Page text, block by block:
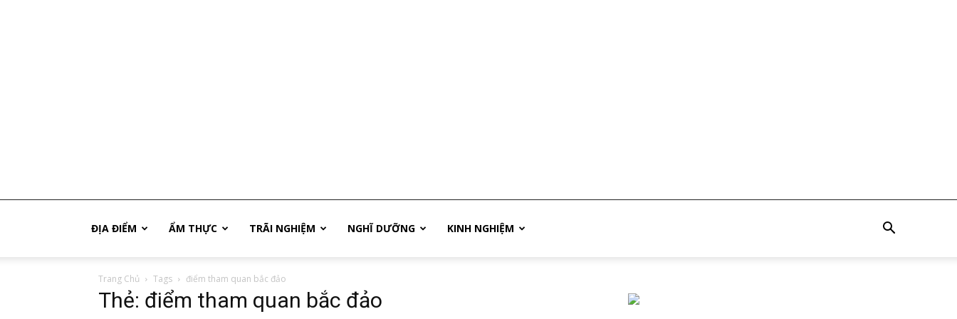
ĐỊA ĐIỂM ẨM THỰC TRÃI NGHIỆM NGHĨ DƯỠNG KINH NGHIỆM
Trang Chủ Tags điểm tham quan bắc đảo
Thẻ: điểm tham quan bắc đảo